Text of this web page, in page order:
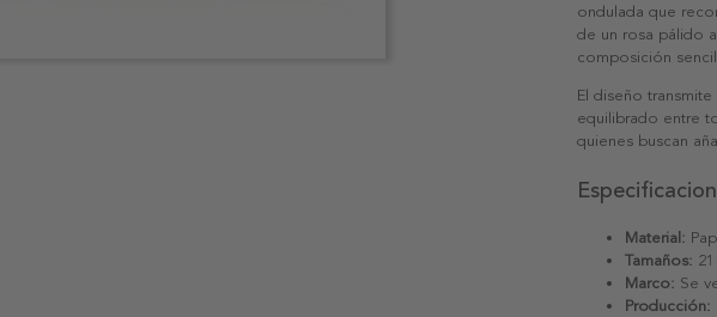
ondulada que
de un rosa pálido
composición
El diseño
equilibrado entre
quienes buscan
Material:
Tamaños:
Marco: Se
Producción: